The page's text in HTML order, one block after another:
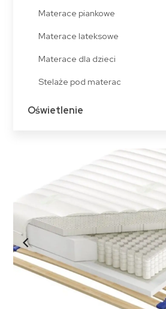
Materace piankowe
Materace lateksowe
Materace dla dzieci
Stelaże pod materac
Oświetlenie